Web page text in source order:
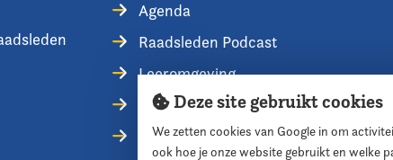
Agenda
Raadsleden Podcast
Leeromgeving
Privacyverklaring
Contact opnemen
Deze site gebruikt cookies
We zetten cookies van Google in om
ook hoe je onze website gebruikt en welke